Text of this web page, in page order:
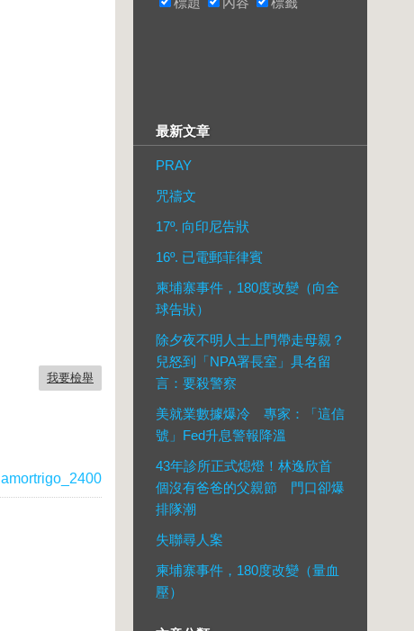
我要檢舉
amortrigo_2400
最新文章
PRAY
咒禱文
17º. 向印尼告狀
16º. 已電郵菲律賓
柬埔寨事件，180度改變（向全
球告狀）
除夕夜不明人士上門帶走母親？
兒怒到「NPA署長室」具名留
言：要殺警察
美就業數據爆冷 專家：「這信
號」Fed升息警報降溫
43年診所正式熄燈！林逸欣首
個沒有爸爸的父親節 門口卻爆
排隊潮
失聯尋人案
柬埔寨事件，180度改變（量血
壓）